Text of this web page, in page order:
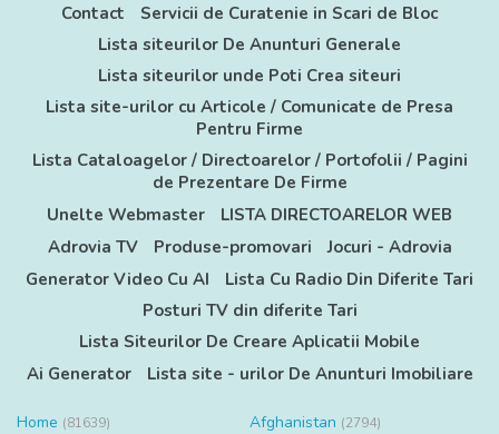
Contact
Servicii de Curatenie in Scari de Bloc
Lista siteurilor De Anunturi Generale
Lista siteurilor unde Poti Crea siteuri
Lista site-urilor cu Articole / Comunicate de Presa
Pentru Firme
Lista Cataloagelor / Directoarelor / Portofolii / Pagini
de Prezentare De Firme
Unelte Webmaster
LISTA DIRECTOARELOR WEB
Adrovia TV
Produse-promovari
Jocuri - Adrovia
Generator Video Cu AI
Lista Cu Radio Din Diferite Tari
Posturi TV din diferite Tari
Lista Siteurilor De Creare Aplicatii Mobile
Ai Generator
Lista site - urilor De Anunturi Imobiliare
Home (81639) Afghanistan (2794)